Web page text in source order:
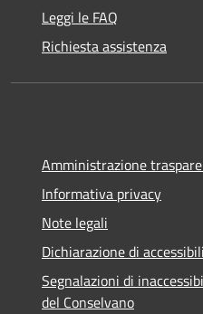
Leggi le FAQ
Richiesta assistenza
Amministrazione
Informativa privacy
Note legali
Dichiarazione di
Segnalazioni di
del Conselvano